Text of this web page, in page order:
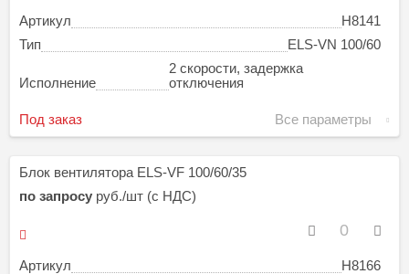
Артикул
H8141
Тип
ELS-VN 100/60
Исполнение
2 скорости, задержка
отключения
Под заказ Все параметры
Блок вентилятора ELS-VF 100/60/35
Артикул
H8166
по запросу руб./шт (с НДС)